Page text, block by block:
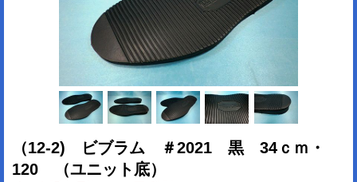
（12-2) ビブラム ＃2021 黒 34ｃｍ・
120 （ユニット底）